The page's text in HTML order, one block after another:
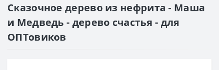
Сказочное дерево из нефрита - Маша
и Медведь - дерево счастья - для
ОПТовиков